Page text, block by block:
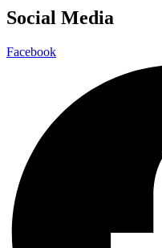
Social Media
Facebook